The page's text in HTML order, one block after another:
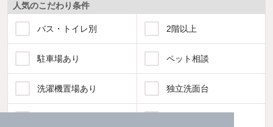
人気のこだわり条件
バス・トイレ別 2階以上
駐車場あり ペット相談
洗濯機置場あり 独立洗面台